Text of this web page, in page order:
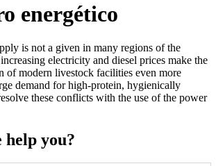
energético
is not a given in many regions of the
electricity and diesel prices make the
of modern livestock facilities even more
demand for high-protein, hygienically
these conflicts with the use of the power
help you?